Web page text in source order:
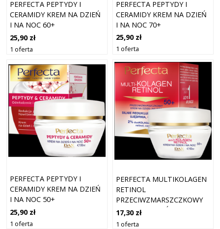
PERFECTA PEPTYDY I
CERAMIDY KREM NA DZIEŃ
I NA NOC 60+
25,90 zł
1 oferta
PERFECTA PEPTYDY I
CERAMIDY KREM NA DZIEŃ
I NA NOC 70+
25,90 zł
1 oferta
PERFECTA PEPTYDY I
CERAMIDY KREM NA DZIEŃ
I NA NOC 50+
25,90 zł
1 oferta
PERFECTA MULTIKOLAGEN
RETINOL
PRZECIWZMARSZCZKOWY
KREM NA DZIEŃ I NA NOC
50+
17,30 zł
1 oferta